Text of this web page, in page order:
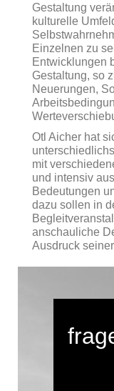
Gestaltung
kulturelle
Einzelnen zu
Entwicklungen
Gestaltung, so
Neuerungen,
Otl Aicher hat
mit
und intensiv
Bedeutungen
dazu sollen in
anschauliche
Ausdruck